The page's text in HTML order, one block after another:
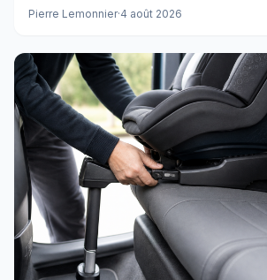
Pierre Lemonnier·4 août 2026